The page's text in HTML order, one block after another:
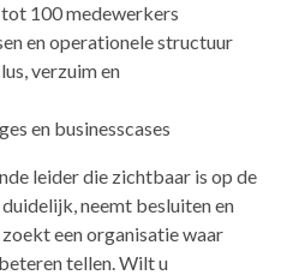
100 medewerkers
en operationele structuur
verzuim en
en businesscases
leider die zichtbaar is op de
neemt besluiten en
een organisatie waar
tellen. Wilt u